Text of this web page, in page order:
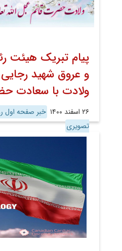
پیام تبریک هیئت
و عروق شهید
ولادت با سعادت
۲۶ اسفند ۱۴۰۰ خبر صفحه اول
تصویری